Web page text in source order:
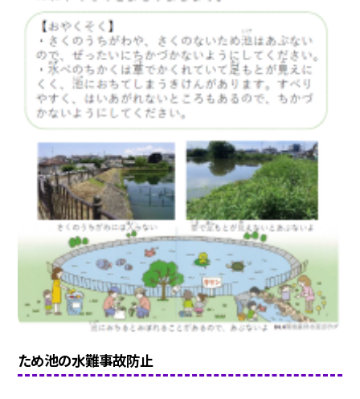
ため池の水難事故防止